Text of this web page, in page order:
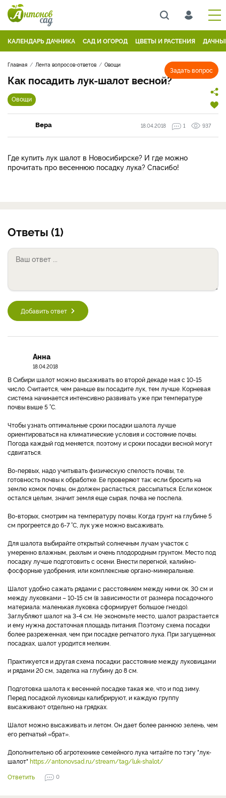
КАЛЕНДАРЬ ДАЧНИКА САД И ОГОРОД ЦВЕТЫ И РАСТЕНИЯ
Задать вопрос
Главная Лента вопросов-ответов Овощи
Как посадить лук-шалот весной?
Овощи
Вера 18.04.2018 1 937
Где купить лук шалот в Новосибирске? И где можно
прочитать про весеннюю посадку лука? Спасибо!
Ответы (1)
Добавить ответ
Анна
18.04.2018
В Сибири шалот можно высаживать во второй декаде мая с 10-15
число. Считается, чем раньше вы посадите лук, тем лучше. Корневая
система начинается интенсивно развивать уже при температуре
почвы выше 5 °C.
Чтобы узнать оптимальные сроки посадки шалота лучше
ориентироваться на климатические условия и состояние почвы.
Погода каждый год меняется, поэтому и сроки посадки весной могут
сдвигаться.
Во-первых, надо учитывать физическую спелость почвы, т.е.
готовность почвы к обработке. Ее проверяют так: если бросить на
землю комок почвы, он должен распасться, рассыпаться. Если комок
остался целым, значит земля еще сырая, почва не поспела.
Во-вторых, смотрим на температуру почвы. Когда грунт на глубине 5
см прогреется до 6-7 °C, лук уже можно высаживать.
Для шалота выбирайте открытый солнечным лучам участок с
умеренно влажным, рыхлым и очень плодородным грунтом. Место под
посадку лучше подготовить с осени. Внести перегной, калийно-
фосфорные удобрения, или комплексные органо-минеральные.
Шалот удобно сажать рядами с расстоянием между ними ок. 30 см и
между луковками – 10-15 см (в зависимости от размера посадочного
материала: маленькая луковка сформирует большое гнездо).
Заглубляют шалот на 3-4 см. Не экономьте место, шалот разрастается
и ему нужна достаточная площадь питания. Поэтому схема посадки
более разреженная, чем при посадке репчатого лука. При загущенных
посадках, шалот уродится мелким.
Практикуется и другая схема посадки: расстояние между луковицами
и рядами 20 см, заделка на глубину до 8 см.
Подготовка шалота к весенней посадке такая же, что и под зиму.
Перед посадкой луковицы калибрируют, и каждую группу
высаживают отдельно на грядках.
Шалот можно высаживать и летом. Он дает более раннюю зелень, чем
его репчатый «брат».
Дополнительно об агротехнике семейного лука читайте по тэгу "лук-
шалот" https://antonovsad.ru/stream/tag/luk-shalot/
Ответить
0